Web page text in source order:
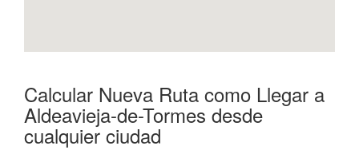
Calcular Nueva Ruta como Llegar a
Aldeavieja-de-Tormes desde
cualquier ciudad